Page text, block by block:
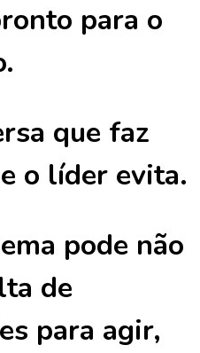
para o
que faz
o líder evita.
pode não
de
para agir,